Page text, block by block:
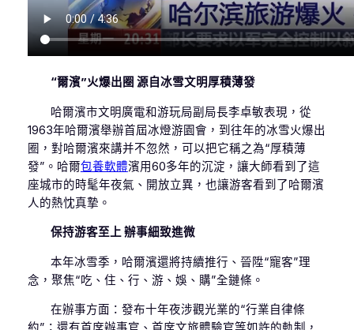
“爾濱”火爆出圈 源自冰雪文明厚積薄發
哈爾濱市文明廣電和游玩局副局長李卓敏表現，從
1963年哈爾濱舉辦首屆冰燈游園會，到往年的冰雪火爆出
圈，對哈爾濱來講并不忽然，可以把它稱之為“厚積薄
發”。哈爾包養軟體濱用60多年的沉淀，讓大師看到了這
座城市的時髦年夜氣、開放立異，也讓游客看到了哈爾濱
人的熱忱真摯。
保持游客至上 辦事細致進微
本年冰雪季，哈爾濱還將持續推行、晉陞“寵客”理
念，聚焦“吃、住、行、游、娛、購”全鏈條。
在辦事方面：發布十年夜涉觀光業的“行業自律條